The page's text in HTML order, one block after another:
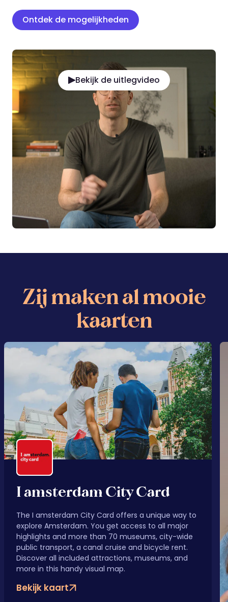
Ontdek de mogelijkheden
Bekijk de uitlegvideo
Zij maken al mooie
kaarten
I amsterdam City Card
The I amsterdam City Card offers a unique way to
explore Amsterdam. You get access to all major
highlights and more than 70 museums, city-wide
public transport, a canal cruise and bicycle rent.
Discover all included attractions, museums, and
more in this handy visual map.
Bekijk kaart